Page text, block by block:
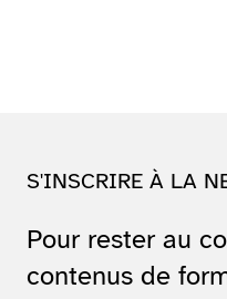
S'INSCRIRE À LA
Pour rester au
contenus de